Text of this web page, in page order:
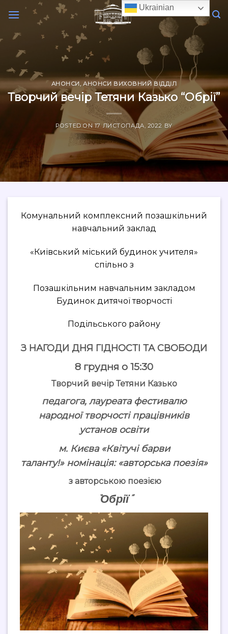
content
АНОНСИ,АНОНСИ ВИХОВНИЙ ВІДДІЛ
Творчий вечір Тетяни Казько “Обрії”
POSTED ON 17 ЛИСТОПАДА, 2022 BY
Комунальний комплексний позашкільний
навчальний заклад
«Київський міський будинок учителя»
спільно з
Позашкільним навчальним закладом
Будинок дитячої творчості
Подільського району
З НАГОДИ ДНЯ ГІДНОСТІ ТА СВОБОДИ
8 грудня о 15:30
Творчий вечір Тетяни Казько
педагога, лауреата фестивалю
народної творчості працівників
установ освіти
м. Києва «Квітучі барви
таланту!» номінація: «авторська поезія»
з авторською поезією
“Обрії”
Ukrainian